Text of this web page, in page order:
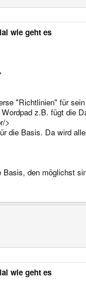
wie geht es
"Richtlinien" für
z.B. fügt die
>
die Basis. Da wird
Basis, den möglichst
wie geht es